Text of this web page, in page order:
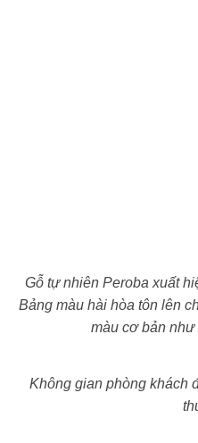
Gỗ tự nhiên Peroba xuất
Bảng màu hài hòa tôn lên
màu cơ bản như
Không gian phòng khách